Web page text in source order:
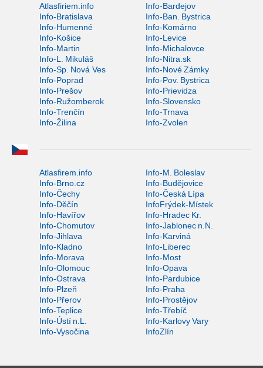
Atlasfiriem.info
Info-Bardejov
Info-Bratislava
Info-Ban. Bystrica
Info-Humenné
Info-Komárno
Info-Košice
Info-Levice
Info-Martin
Info-Michalovce
Info-L. Mikuláš
Info-Nitra.sk
Info-Sp. Nová Ves
Info-Nové Zámky
Info-Poprad
Info-Pov. Bystrica
Info-Prešov
Info-Prievidza
Info-Ružomberok
Info-Slovensko
Info-Trenčín
Info-Trnava
Info-Žilina
Info-Zvolen
Atlasfirem.info
Info-M. Boleslav
Info-Brno.cz
Info-Budějovice
Info-Čechy
Info-Česká Lípa
Info-Děčín
InfoFrýdek-Místek
Info-Havířov
Info-Hradec Kr.
Info-Chomutov
Info-Jablonec n.N.
Info-Jihlava
Info-Karviná
Info-Kladno
Info-Liberec
Info-Morava
Info-Most
Info-Olomouc
Info-Opava
Info-Ostrava
Info-Pardubice
Info-Plzeň
Info-Praha
Info-Přerov
Info-Prostějov
Info-Teplice
Info-Třebíč
Info-Ústí n.L.
Info-Karlovy Vary
Info-Vysočina
InfoZlín